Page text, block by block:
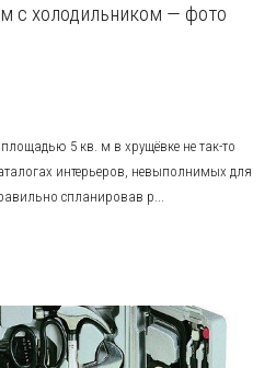
с холодильником — фото
5 кв. м в хрущёвке не так-то
интерьеров, невыполнимых для
спланировав р...